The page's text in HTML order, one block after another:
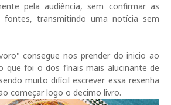
pela audiência, sem confirmar as
fontes, transmitindo uma notícia sem
consegue nos prender do inicio ao
que foi o dos finais mais alucinante de
muito difícil escrever essa resenha
começar logo o decimo livro.